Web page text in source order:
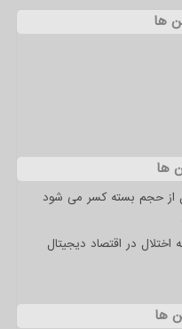
ها
ها
از حجم بسته کسر می شود
اختلال در اقتصاد دیجیتال
ها